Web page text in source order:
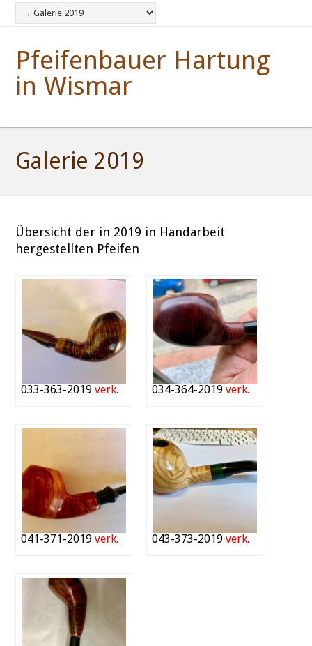
Pfeifenbauer Hartung
in Wismar
Galerie 2019
Übersicht der in 2019 in Handarbeit
hergestellten Pfeifen
033-363-2019 verk. 034-364-2019verk.
041-371-2019verk. 043-373-2019verk.